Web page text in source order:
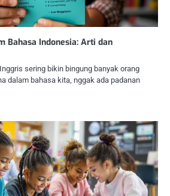
Bahasa Indonesia: Arti dan
sering bikin bingung banyak orang
dalam bahasa kita, nggak ada padanan